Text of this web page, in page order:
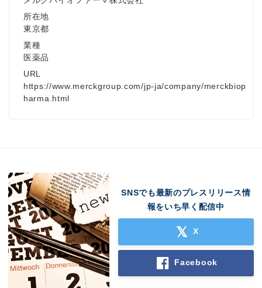
所在地
東京都
業種
医薬品
URL
https://www.merckgroup.com/jp-ja/company/merckbiop
harma.html
SNSでも最新のプレスリリース情
報をいち早く配信中
X
Facebook